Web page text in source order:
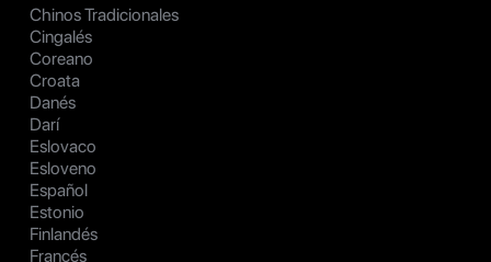
Chinos Tradicionales
Cingalés
Coreano
Croata
Danés
Darí
Eslovaco
Esloveno
Español
Estonio
Finlandés
Francés